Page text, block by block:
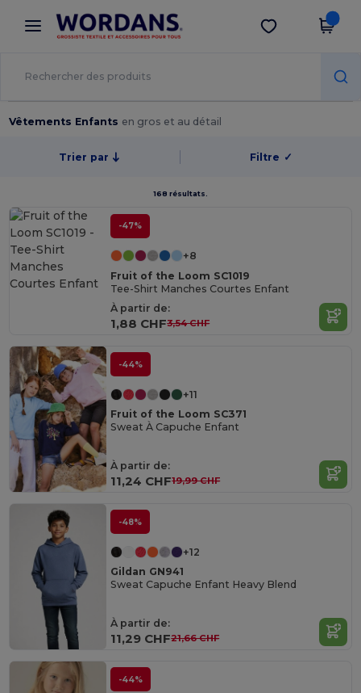
× Appli Wordans
Meilleurs prix sur l’app !
Obtenir l'appli
Vêtements Enfants en gros et au détail
Trier par Filtre ✓
168 résultats.
-47%
+8
Fruit of the Loom SC1019
Tee-Shirt Manches Courtes Enfant
À partir de:
1,88 CHF3,54 CHF
-44%
+11
Fruit of the Loom SC371
Sweat À Capuche Enfant
À partir de:
11,24 CHF19,99 CHF
-48%
+12
Gildan GN941
Sweat Capuche Enfant Heavy Blend
À partir de:
11,29 CHF21,66 CHF
-44%